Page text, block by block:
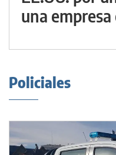
una
Policiales